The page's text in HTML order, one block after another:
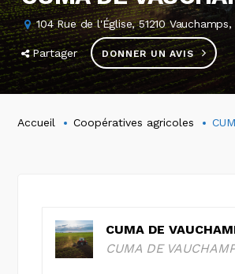
104 Rue de l'Église, 51210 Vauchamps,
Partager DONNER UN AVIS
Accueil Coopératives agricoles
CUMA DE
CUMA DE